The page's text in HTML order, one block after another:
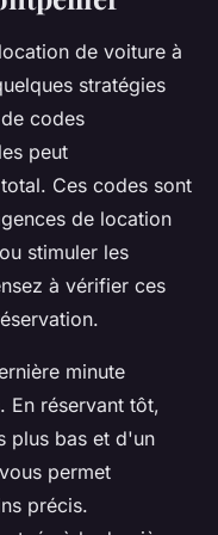
de voiture à
stratégies
codes
peut
Ces codes sont
de location
stimuler les
à vérifier ces
minute
En réservant tôt,
plus bas et d'un
permet
précis.